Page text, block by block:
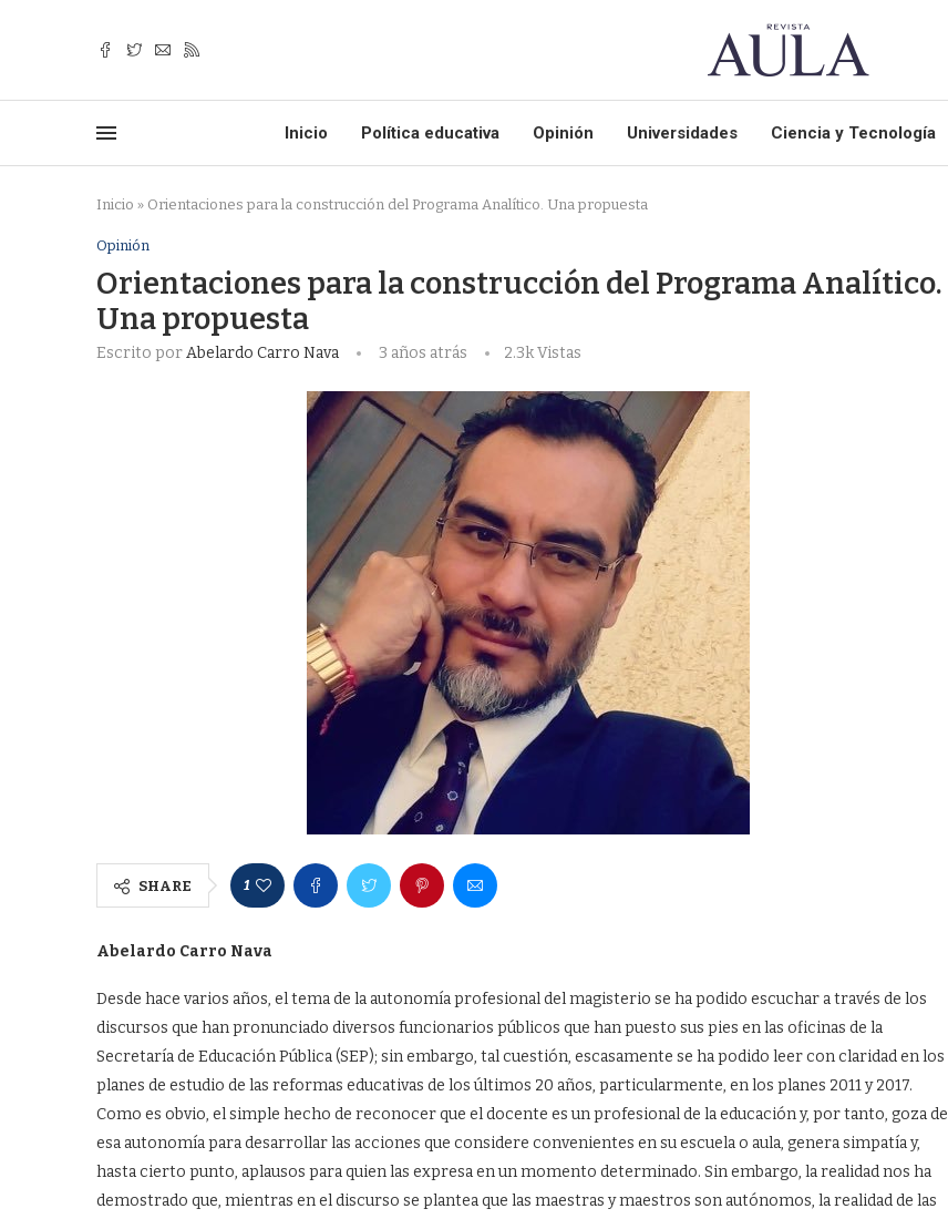
Inicio Política educativa Opinión Universidades Ciencia y Tecnología
Inicio » Orientaciones para la construcción del Programa Analítico. Una propuesta
Opinión
Orientaciones para la construcción del Programa Analítico.
Una propuesta
Escrito porAbelardo Carro Nava 3 años atrás 2.3kVistas
SHARE 1
Abelardo Carro Nava
Desde hace varios años, el tema de la autonomía profesional del magisterio se ha podido escuchar a través de los
discursos que han pronunciado diversos funcionarios públicos que han puesto sus pies en las oficinas de la
Secretaría de Educación Pública (SEP); sin embargo, tal cuestión, escasamente se ha podido leer con claridad en los
planes de estudio de las reformas educativas de los últimos 20 años, particularmente, en los planes 2011 y 2017.
Como es obvio, el simple hecho de reconocer que el docente es un profesional de la educación y, por tanto, goza de
esa autonomía para desarrollar las acciones que considere convenientes en su escuela o aula, genera simpatía y,
hasta cierto punto, aplausos para quien las expresa en un momento determinado. Sin embargo, la realidad nos ha
demostrado que, mientras en el discurso se plantea que las maestras y maestros son autónomos, la realidad de las